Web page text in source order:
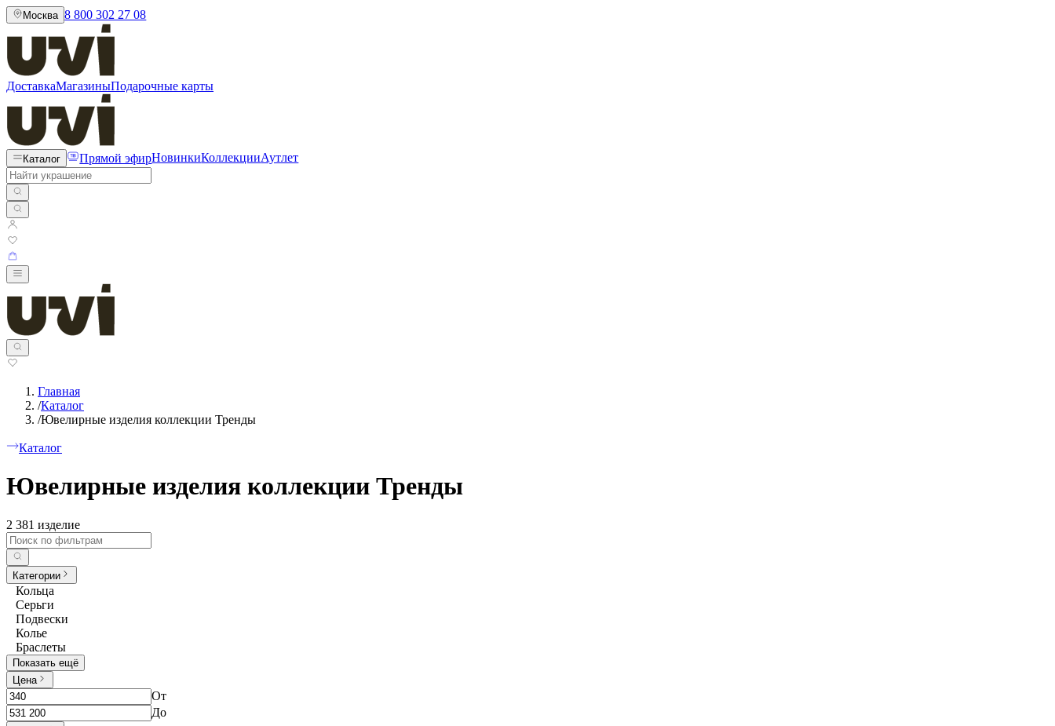
Москва 8 800 302 27 08
ДоставкаМагазиныПодарочные карты
Каталог Прямой эфирНовинкиКоллекцииАутлет
Главная
/Каталог
/Ювелирные изделия коллекции Тренды
Каталог
Ювелирные изделия коллекции Тренды
2 381 изделие
Категории
Кольца
Серьги
Подвески
Колье
Браслеты
Показать ещё
Цена
От
До